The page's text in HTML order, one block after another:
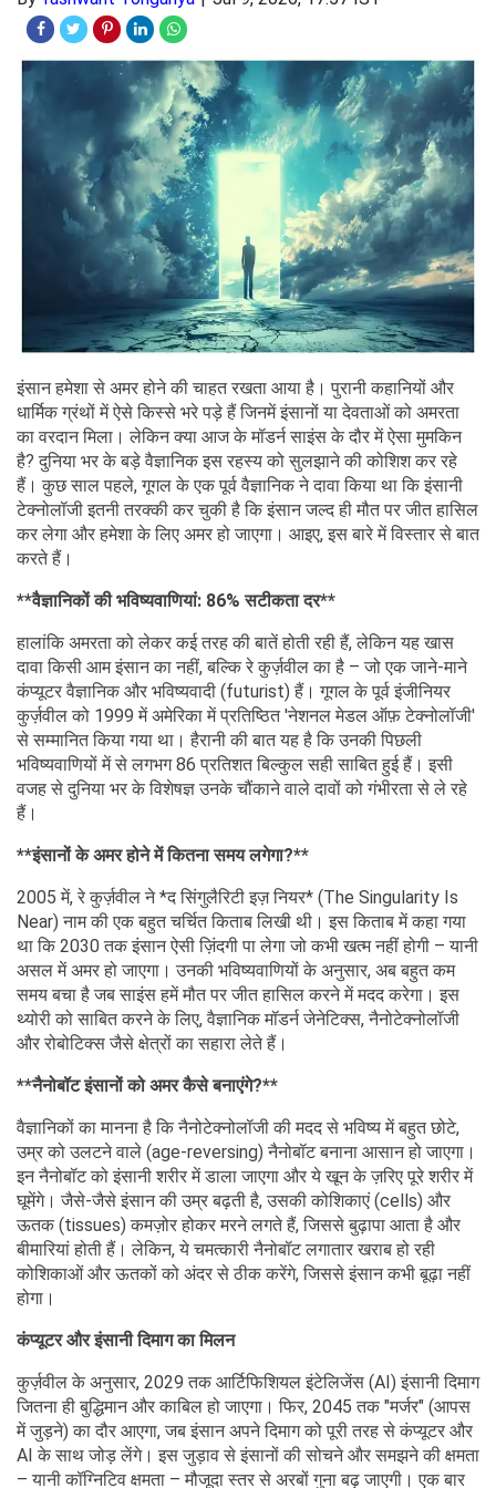
इंसान हमेशा से अमर होने की चाहत रखता आया है। पुरानी कहानियों और
धार्मिक ग्रंथों में ऐसे किस्से भरे पड़े हैं जिनमें इंसानों या देवताओं को अमरता
का वरदान मिला। लेकिन क्या आज के मॉडर्न साइंस के दौर में ऐसा मुमकिन
है? दुनिया भर के बड़े वैज्ञानिक इस रहस्य को सुलझाने की कोशिश कर रहे
हैं। कुछ साल पहले, गूगल के एक पूर्व वैज्ञानिक ने दावा किया था कि इंसानी
टेक्नोलॉजी इतनी तरक्की कर चुकी है कि इंसान जल्द ही मौत पर जीत हासिल
कर लेगा और हमेशा के लिए अमर हो जाएगा। आइए, इस बारे में विस्तार से बात
करते हैं।
**वैज्ञानिकों की भविष्यवाणियां: 86% सटीकता दर**
हालांकि अमरता को लेकर कई तरह की बातें होती रही हैं, लेकिन यह खास
दावा किसी आम इंसान का नहीं, बल्कि रे कुर्ज़वील का है – जो एक जाने-माने
कंप्यूटर वैज्ञानिक और भविष्यवादी (futurist) हैं। गूगल के पूर्व इंजीनियर
कुर्ज़वील को 1999 में अमेरिका में प्रतिष्ठित 'नेशनल मेडल ऑफ़ टेक्नोलॉजी'
से सम्मानित किया गया था। हैरानी की बात यह है कि उनकी पिछली
भविष्यवाणियों में से लगभग 86 प्रतिशत बिल्कुल सही साबित हुई हैं। इसी
वजह से दुनिया भर के विशेषज्ञ उनके चौंकाने वाले दावों को गंभीरता से ले रहे
हैं।
**इंसानों के अमर होने में कितना समय लगेगा?**
2005 में, रे कुर्ज़वील ने *द सिंगुलैरिटी इज़ नियर* (The Singularity Is
Near) नाम की एक बहुत चर्चित किताब लिखी थी। इस किताब में कहा गया
था कि 2030 तक इंसान ऐसी ज़िंदगी पा लेगा जो कभी खत्म नहीं होगी – यानी
असल में अमर हो जाएगा। उनकी भविष्यवाणियों के अनुसार, अब बहुत कम
समय बचा है जब साइंस हमें मौत पर जीत हासिल करने में मदद करेगा। इस
थ्योरी को साबित करने के लिए, वैज्ञानिक मॉडर्न जेनेटिक्स, नैनोटेक्नोलॉजी
और रोबोटिक्स जैसे क्षेत्रों का सहारा लेते हैं।
**नैनोबॉट इंसानों को अमर कैसे बनाएंगे?**
वैज्ञानिकों का मानना ​​है कि नैनोटेक्नोलॉजी की मदद से भविष्य में बहुत छोटे,
उम्र को उलटने वाले (age-reversing) नैनोबॉट बनाना आसान हो जाएगा।
इन नैनोबॉट को इंसानी शरीर में डाला जाएगा और ये खून के ज़रिए पूरे शरीर में
घूमेंगे। जैसे-जैसे इंसान की उम्र बढ़ती है, उसकी कोशिकाएं (cells) और
ऊतक (tissues) कमज़ोर होकर मरने लगते हैं, जिससे बुढ़ापा आता है और
बीमारियां होती हैं। लेकिन, ये चमत्कारी नैनोबॉट लगातार खराब हो रही
कोशिकाओं और ऊतकों को अंदर से ठीक करेंगे, जिससे इंसान कभी बूढ़ा नहीं
होगा।
कंप्यूटर और इंसानी दिमाग का मिलन
कुर्ज़वील के अनुसार, 2029 तक आर्टिफिशियल इंटेलिजेंस (AI) इंसानी दिमाग
जितना ही बुद्धिमान और काबिल हो जाएगा। फिर, 2045 तक "मर्जर" (आपस
में जुड़ने) का दौर आएगा, जब इंसान अपने दिमाग को पूरी तरह से कंप्यूटर और
AI के साथ जोड़ लेंगे। इस जुड़ाव से इंसानों की सोचने और समझने की क्षमता
– यानी कॉग्निटिव क्षमता – मौजूदा स्तर से अरबों गुना बढ़ जाएगी। एक बार